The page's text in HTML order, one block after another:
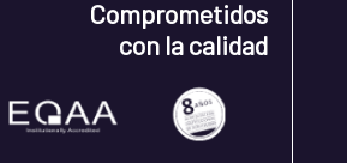
Comprometidos
con la calidad